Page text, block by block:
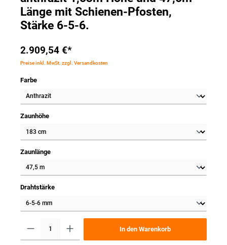
Länge mit Schienen-Pfosten,
Stärke 6-5-6.
2.909,54 €*
Preise inkl. MwSt. zzgl. Versandkosten
Farbe
Zaunhöhe
Zaunlänge
Drahtstärke
In den Warenkorb